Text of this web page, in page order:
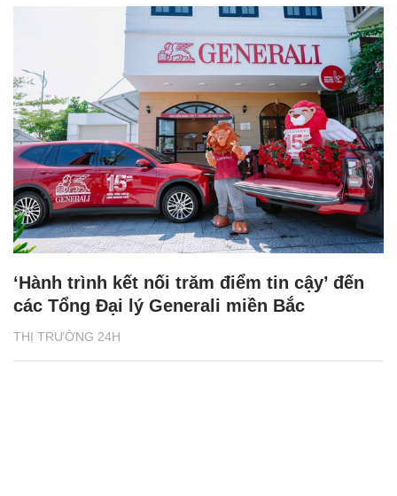
THỊ TRƯỜNG 24H
‘Hành trình kết nối trăm điểm tin cậy’ đến
các Tổng Đại lý Generali miền Bắc